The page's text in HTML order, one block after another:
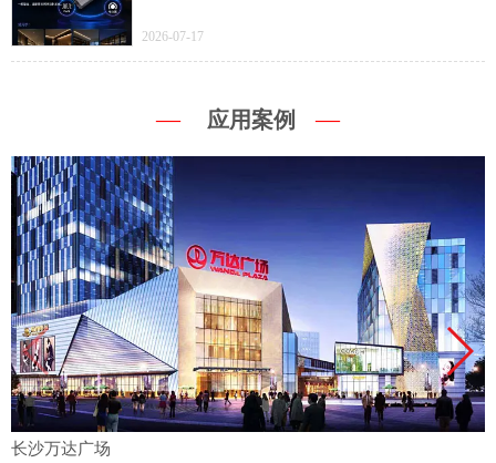
2026-07-17
— 应用案例 —
长沙万达广场